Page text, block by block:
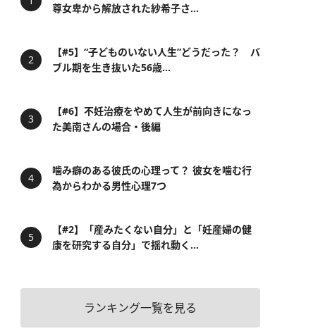
尊女卑から解放された紗希子さ...
【#5】“子どものいない人生”どうだった？ バ
ブル期を生き抜いた56歳...
【#6】不妊治療をやめて人生が前向きになっ
た美南さんの場合・後編
噛み癖のある彼氏の心理って？ 彼女を噛む行
為からわかる男性心理7つ
【#2】「産みたくない自分」と「妊産婦の健
康を研究する自分」で揺れ動く...
ランキング一覧を見る